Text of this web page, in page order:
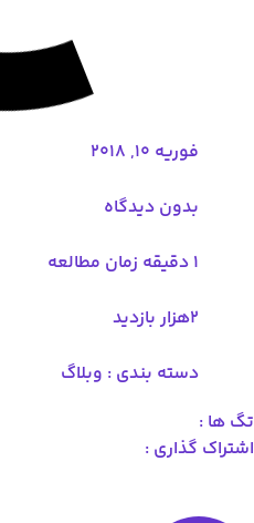
دیدگاه
بندی :وبلاگ
: